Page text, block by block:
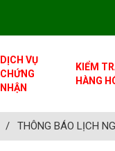
DỊCH VỤ
CHỨNG
NHẬN
KIỂM
HÀNG
/ THÔNG BÁO LỊCH